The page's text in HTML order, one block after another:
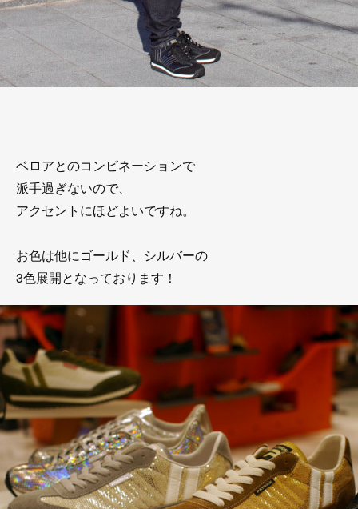
ベロアとのコンビネーションで
派手過ぎないので、
アクセントにほどよいですね。
お色は他にゴールド、シルバーの
3色展開となっております！